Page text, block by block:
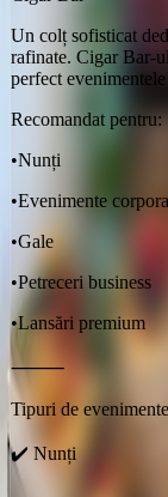
Un colț sofisticat
rafinate. Cigar Bar-
perfect
Recomandat pentru:
•Nunți
•Evenimente
•Gale
•Petreceri business
•Lansări premium
⸻
Tipuri de
✔️ Nunți